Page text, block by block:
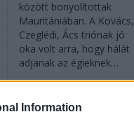
Information
között bonyolítottak
Mauritániában. A Kovács,
Czeglédi, Ács triónak jó
oka volt arra, hogy hálát
adjanak az égieknek…
részletek